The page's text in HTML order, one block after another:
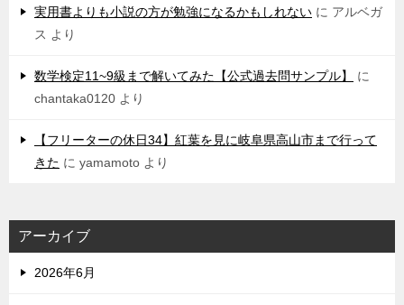
実用書よりも小説の方が勉強になるかもしれない に アルベガ
ス より
数学検定11~9級まで解いてみた【公式過去問サンプル】
に
chantaka0120 より
【フリーターの休日34】紅葉を見に岐阜県高山市まで行って
きた に yamamoto より
アーカイブ
2026年6月